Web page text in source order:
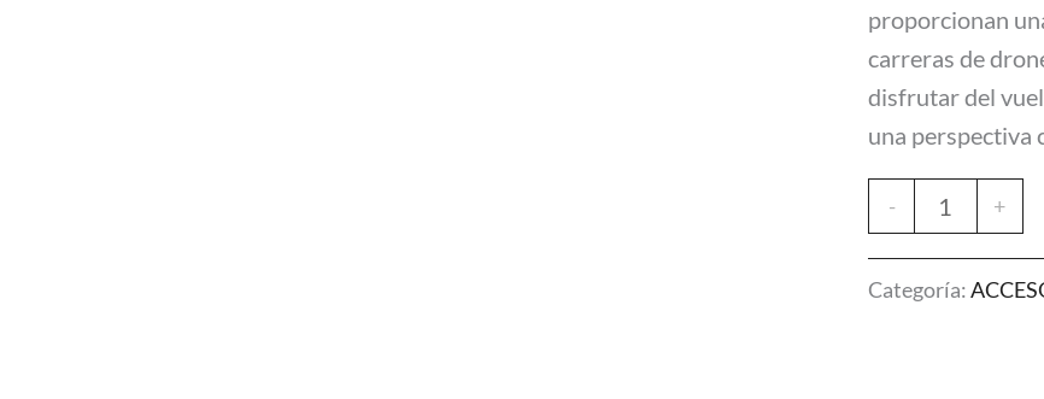
proporcionan
carreras de
disfrutar del
una perspectiva
-
Goggles
+
Categoría: